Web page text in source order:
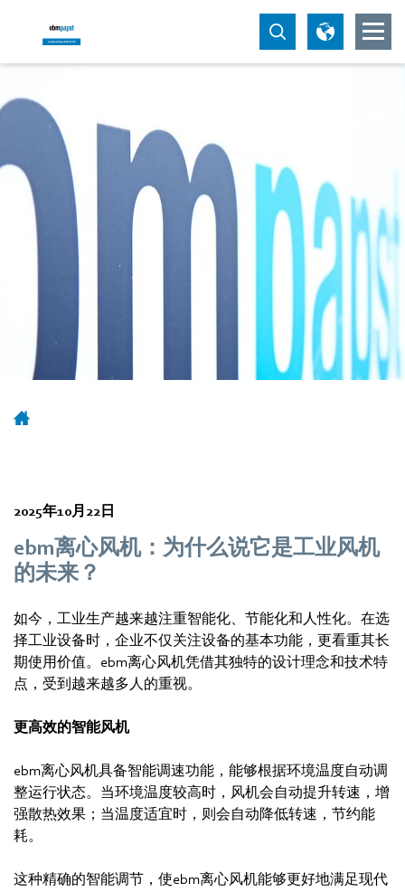
2025年10月22日
ebm离心风机：为什么说它是工业风机
的未来？
如今，工业生产越来越注重智能化、节能化和人性化。在选
择工业设备时，企业不仅关注设备的基本功能，更看重其长
期使用价值。ebm离心风机凭借其独特的设计理念和技术特
点，受到越来越多人的重视。
更高效的智能风机
ebm离心风机具备智能调速功能，能够根据环境温度自动调
整运行状态。当环境温度较高时，风机会自动提升转速，增
强散热效果；当温度适宜时，则会自动降低转速，节约能
耗。
这种精确的智能调节，使ebm离心风机能够更好地满足现代